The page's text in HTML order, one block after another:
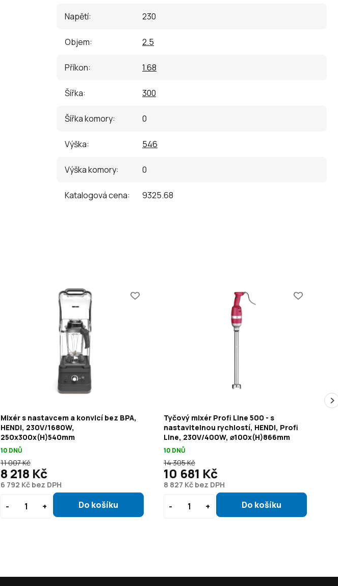
Napětí: 230
Objem: 2.5
Příkon: 1.68
Šířka: 300
Šířka komory: 0
Výška: 546
Výška komory: 0
Katalogová cena:
9325.68
Mixér s nastavcem a konvicí bez BPA,
HENDI, 230V/1680W,
250x300x(H)540mm
10 DNŮ
6 792 Kč bez DPH
11 007 Kč
8 218 Kč
Tyčový mixér Profi Line 500 - s
nastavitelnou rychlostí, HENDI, Profi
Line, 230V/400W, ⌀100x(H)866mm
10 DNŮ
8 827 Kč bez DPH
14 305 Kč
10 681 Kč